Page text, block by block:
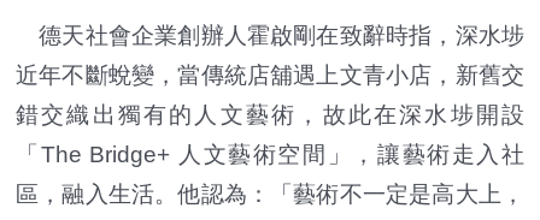
德天社會企業創辦人霍啟剛在致辭時指，深水埗
近年不斷蛻變，當傳統店舖遇上文青小店，新舊交
錯交織出獨有的人文藝術，故此在深水埗開設
「The Bridge+ 人文藝術空間」，讓藝術走入社
區，融入生活。他認為：「藝術不一定是高大上，